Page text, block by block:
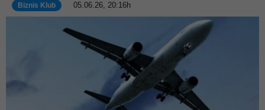
Biznis Klub 05.06.26, 20:16h